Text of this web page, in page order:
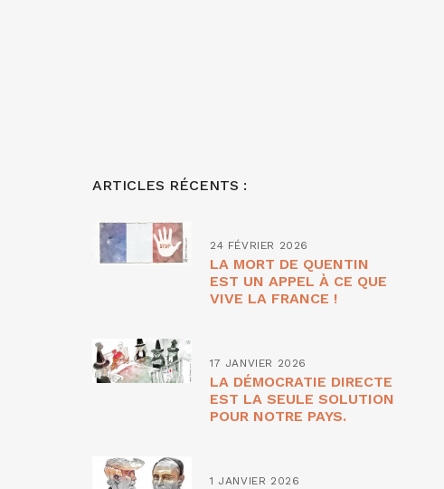
ARTICLES RÉCENTS :
24 FÉVRIER 2026
LA MORT DE QUENTIN
EST UN APPEL À CE QUE
VIVE LA FRANCE !
17 JANVIER 2026
LA DÉMOCRATIE DIRECTE
EST LA SEULE SOLUTION
POUR NOTRE PAYS.
1 JANVIER 2026